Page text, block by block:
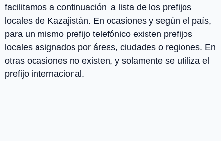
facilitamos a continuación la lista de los prefijos
locales de Kazajistán. En ocasiones y según el país,
para un mismo prefijo telefónico existen prefijos
locales asignados por áreas, ciudades o regiones. En
otras ocasiones no existen, y solamente se utiliza el
prefijo internacional.